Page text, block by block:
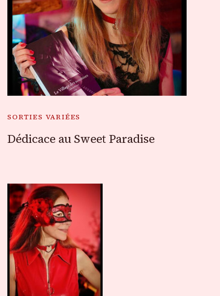
SORTIES VARIÉES
Dédicace au Sweet Paradise